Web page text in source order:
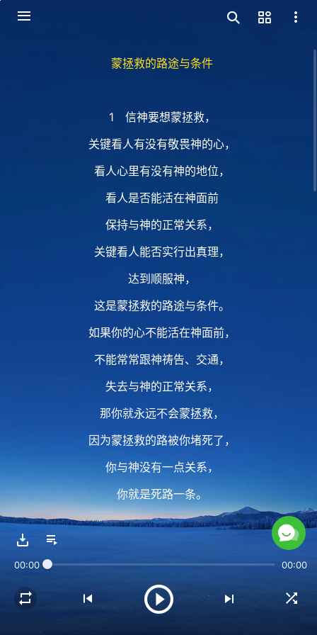
蒙拯救的路途与条件
1 信神要想蒙拯救，
关键看人有没有敬畏神的心，
看人心里有没有神的地位，
看人是否能活在神面前
保持与神的正常关系，
关键看人能否实行出真理，
达到顺服神，
这是蒙拯救的路途与条件。
如果你的心不能活在神面前，
不能常常跟神祷告、交通，
失去与神的正常关系，
那你就永远不会蒙拯救，
因为蒙拯救的路被你堵死了，
你与神没有一点关系，
你就是死路一条。
你会讲多少字句道理也没用，
00:00 00:00